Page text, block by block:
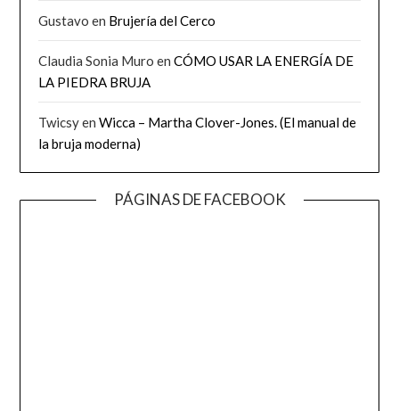
Gustavo en Brujería del Cerco
Claudia Sonia Muro enCÓMO USAR LA ENERGÍA DE
LA PIEDRA BRUJA
TwicsyenWicca – Martha Clover-Jones. (El manual de
la bruja moderna)
PÁGINAS DE FACEBOOK